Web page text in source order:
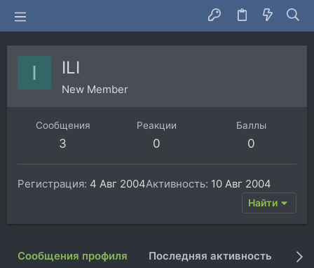
I ILI
New Member
Сообщения
3
Реакции
0
Баллы
0
Регистрация 4 Авг 2004Активность 10 Авг 2004
Найти
Сообщения профиля Последняя активность